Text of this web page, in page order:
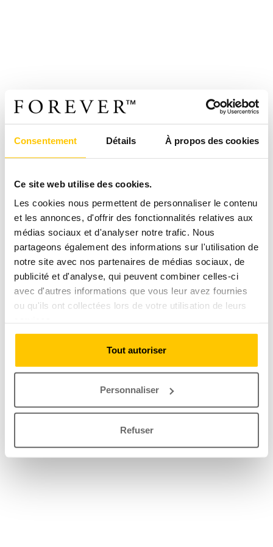
Consentement Détails À propos des cookies
Ce site web utilise des cookies.
Les cookies nous permettent de personnaliser le contenu
et les annonces, d'offrir des fonctionnalités relatives aux
médias sociaux et d'analyser notre trafic. Nous
partageons également des informations sur l'utilisation de
notre site avec nos partenaires de médias sociaux, de
publicité et d'analyse, qui peuvent combiner celles-ci
avec d'autres informations que vous leur avez fournies
ou qu'ils ont collectées lors de votre utilisation de leurs
Tout autoriser
Personnaliser
Refuser